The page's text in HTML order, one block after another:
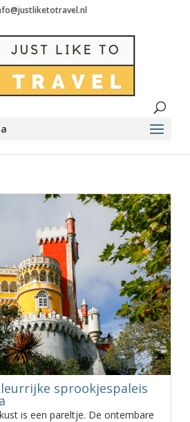
sprookjespaleis
is een pareltje. De ontembare